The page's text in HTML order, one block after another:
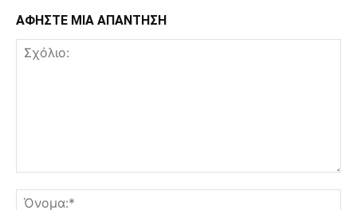
ΑΦΗΣΤΕ ΜΙΑ ΑΠΑΝΤΗΣΗ